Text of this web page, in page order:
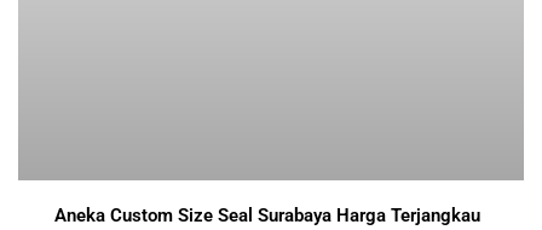
Aneka Custom Size Seal Surabaya Harga Terjangkau